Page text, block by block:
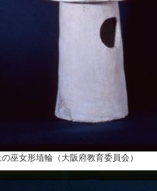
巫女形埴輪（大阪府教育委員会）